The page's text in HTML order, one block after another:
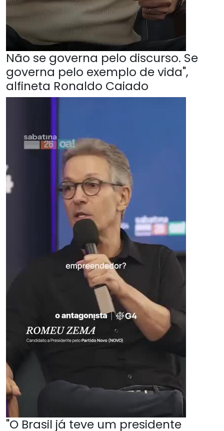
Não se governa pelo discurso. Se
governa pelo exemplo de vida",
alfineta Ronaldo Caiado
"O Brasil já teve um presidente